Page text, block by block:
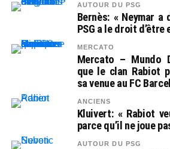
AUTOUR DU PSG
Bernès: « Neymar
PSG a le droit d’être
MERCATO
Mercato – Mundo
que le clan Rabiot
sa venue au FC
ANCIENS
Kluivert: « Rabiot
parce qu’il ne joue
AUTOUR DU PSG